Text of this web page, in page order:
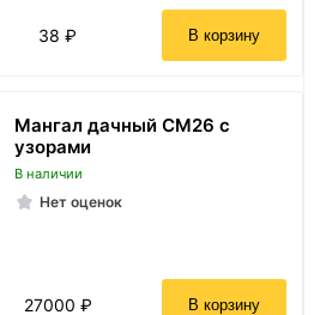
38 ₽ В корзину
Мангал дачный СМ26 с
узорами
В наличии
Нет оценок
27000 ₽ В корзину